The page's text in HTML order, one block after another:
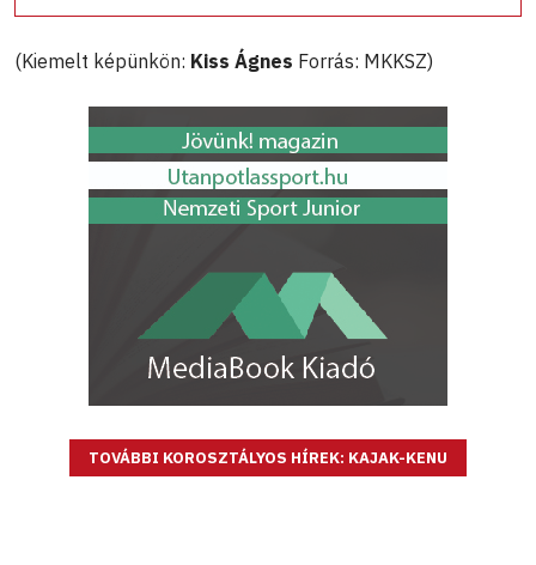
(Kiemelt képünkön: Kiss Ágnes Forrás: MKKSZ)
TOVÁBBI KOROSZTÁLYOS HÍREK: KAJAK-KENU